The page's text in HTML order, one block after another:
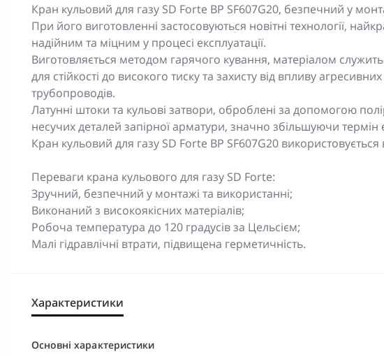
Кран кульовий для газу SD Forte ВР SF607G20, безпечний у
При його виготовленні застосовуються новітні технології,
надійним та міцним у процесі експлуатації.
Виготовляється методом гарячого кування, матеріалом
для стійкості до високого тиску та захисту від впливу
трубопроводів.
Латунні штоки та кульові затвори, оброблені за допомогою
несучих деталей запірної арматури, значно збільшуючи термін
Кран кульовий для газу SD Forte ВР SF607G20 використовується
Переваги крана кульового для газу SD Forte:
Зручний, безпечний у монтажі та використанні;
Виконаний з високоякісних матеріалів;
Робоча температура до 120 градусів за Цельсієм;
Малі гідравлічні втрати, підвищена герметичність.
Характеристики
Основні характеристики